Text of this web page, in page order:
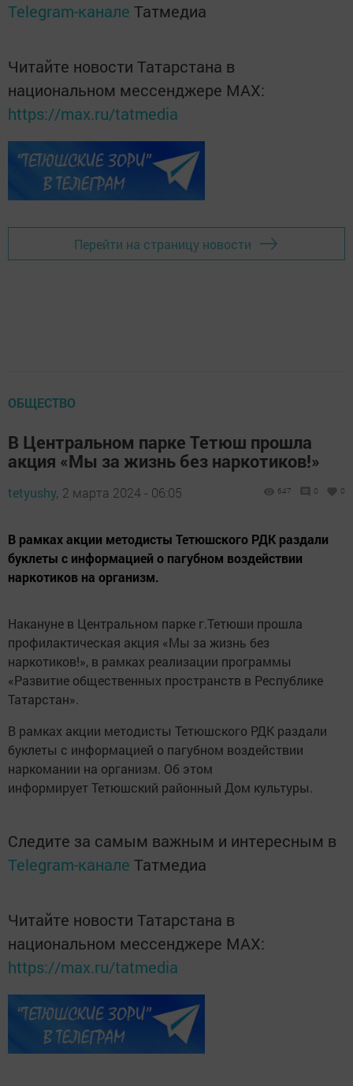
Telegram-канале Татмедиа
Читайте новости Татарстана в
национальном мессенджере MАХ:
https://max.ru/tatmedia
Перейти на страницу новости
ОБЩЕСТВО
В Центральном парке Тетюш прошла
акция «Мы за жизнь без наркотиков!»
tetyushy, 2 марта 2024 - 06:05 647 0 0
В рамках акции методисты Тетюшского РДК раздали
буклеты с информацией о пагубном воздействии
наркотиков на организм.
Накануне в Центральном парке г.Тетюши прошла
профилактическая акция «Мы за жизнь без
наркотиков!», в рамках реализации программы
«Развитие общественных пространств в Республике
Татарстан».
В рамках акции методисты Тетюшского РДК раздали
буклеты с информацией о пагубном воздействии
наркомании на организм. Об этом
информирует Тетюшский районный Дом культуры.
Следите за самым важным и интересным в
Telegram-канале Татмедиа
Читайте новости Татарстана в
национальном мессенджере MАХ:
https://max.ru/tatmedia